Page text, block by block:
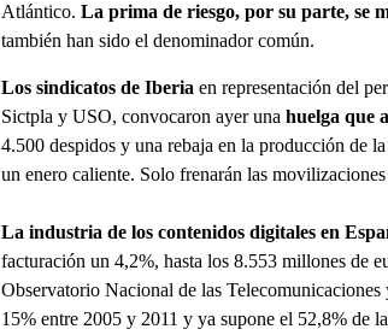
Atlántico. La prima de riesgo, por su parte, se
también han sido el denominador común.
Los sindicatos de Iberia en representación del
Sictpla y USO, convocaron ayer una huelga que
4.500 despidos y una rebaja en la producción de
un enero caliente. Solo frenarán las
La industria de los contenidos digitales en
facturación un 4,2%, hasta los 8.553 millones de
Observatorio Nacional de las
15% entre 2005 y 2011 y ya supone el 52,8% de